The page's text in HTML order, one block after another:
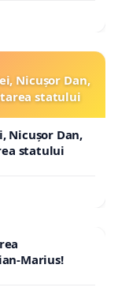
Nicușor Dan,
statului
Nicușor Dan,
statului
Marius!